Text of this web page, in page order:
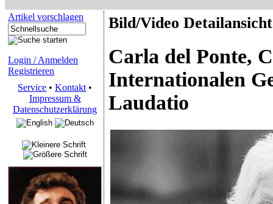
Artikel vorschlagen
Login / Anmelden
Registrieren
Service • Kontakt •
Impressum &
Datenschutzerklärung
Bild/Video
Carla del Ponte,
Internationalen
Laudatio